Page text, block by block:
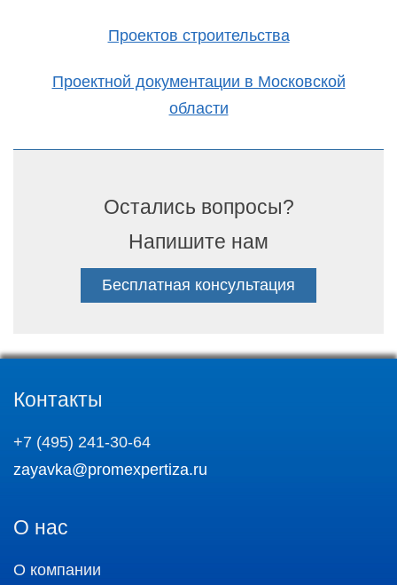
Проектов строительства
Проектной документации в Московской
области
Остались вопросы?
Напишите нам
Бесплатная консультация
Контакты
+7 (495) 241-30-64
zayavka@promexpertiza.ru
О нас
О компании